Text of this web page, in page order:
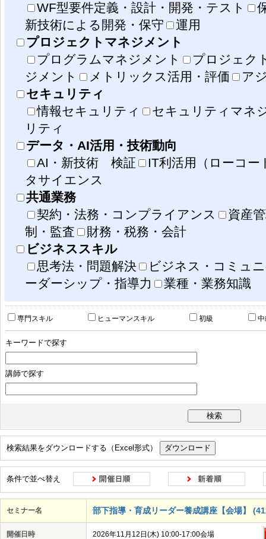
WF型要件定義・設計・開発・テスト
新技術による開発・保守
運用
プロジェクトマネジメント
プログラムマネジメント
プロジェク
ジメント
メトリックス活用・評価
ア
セキュリティ
情報セキュリティ
セキュリティマネ
リティ
データ・AI活用・技術動向
AI・新技術 検証
IT利活用（ローコー
タサイエンス
共通業務
契約・法務・コンプライアンス
資産
制・監査
財務・税務・会計
ビジネススキル
思考法・問題解決
ビジネス・コミュ
ーダーシップ・指導力
業種・業務知識
事業戦略策定・事業戦略評価
IS戦略策定・IS戦略評価・IS企画・IS企画評価
IS戦略実行マネジメント・プロジェクトマネジメント
IS活用
IS運用
共通業務（契約
人材育成、資産
社会の変化 顧客価値の変化 競争環境の変化
社会におけるデータ
AI
顧客・ユーザーへの共感 常識にとらわれない発想 反復的なアプロ
変化への適応 コラボレーション 柔軟な意思決定 事実に基づく判
専門スキル ヒューマンスキル 初級
キーワードで探す
講師で探す
検索結果をダウンロードする（Excel形式）
条件で並べ替え
セミナー名 部下指導・育成リーダー養成講座【会場】
開催日時 2026年11月12日(木) 10:00-17:00会場